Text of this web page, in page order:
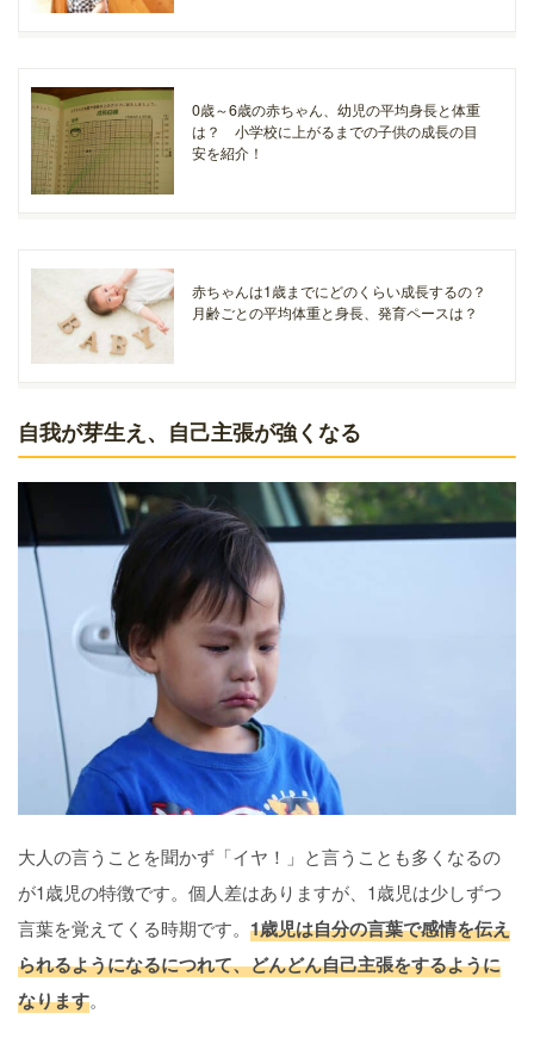
0歳～6歳の赤ちゃん、幼児の平均身長と体重
は？ 小学校に上がるまでの子供の成長の目
安を紹介！
赤ちゃんは1歳までにどのくらい成長するの？
月齢ごとの平均体重と身長、発育ペースは？
自我が芽生え、自己主張が強くなる
大人の言うことを聞かず「イヤ！」と言うことも多くなるの
が1歳児の特徴です。個人差はありますが、1歳児は少しずつ
言葉を覚えてくる時期です。 1歳児は自分の言葉で感情を伝え
られるようになるにつれて、どんどん自己主張をするように
なります。